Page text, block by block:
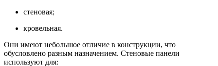
стеновая;
кровельная.
Они имеют небольшое отличие в конструкции, что
обусловлено разным назначением. Стеновые панели
используют для: